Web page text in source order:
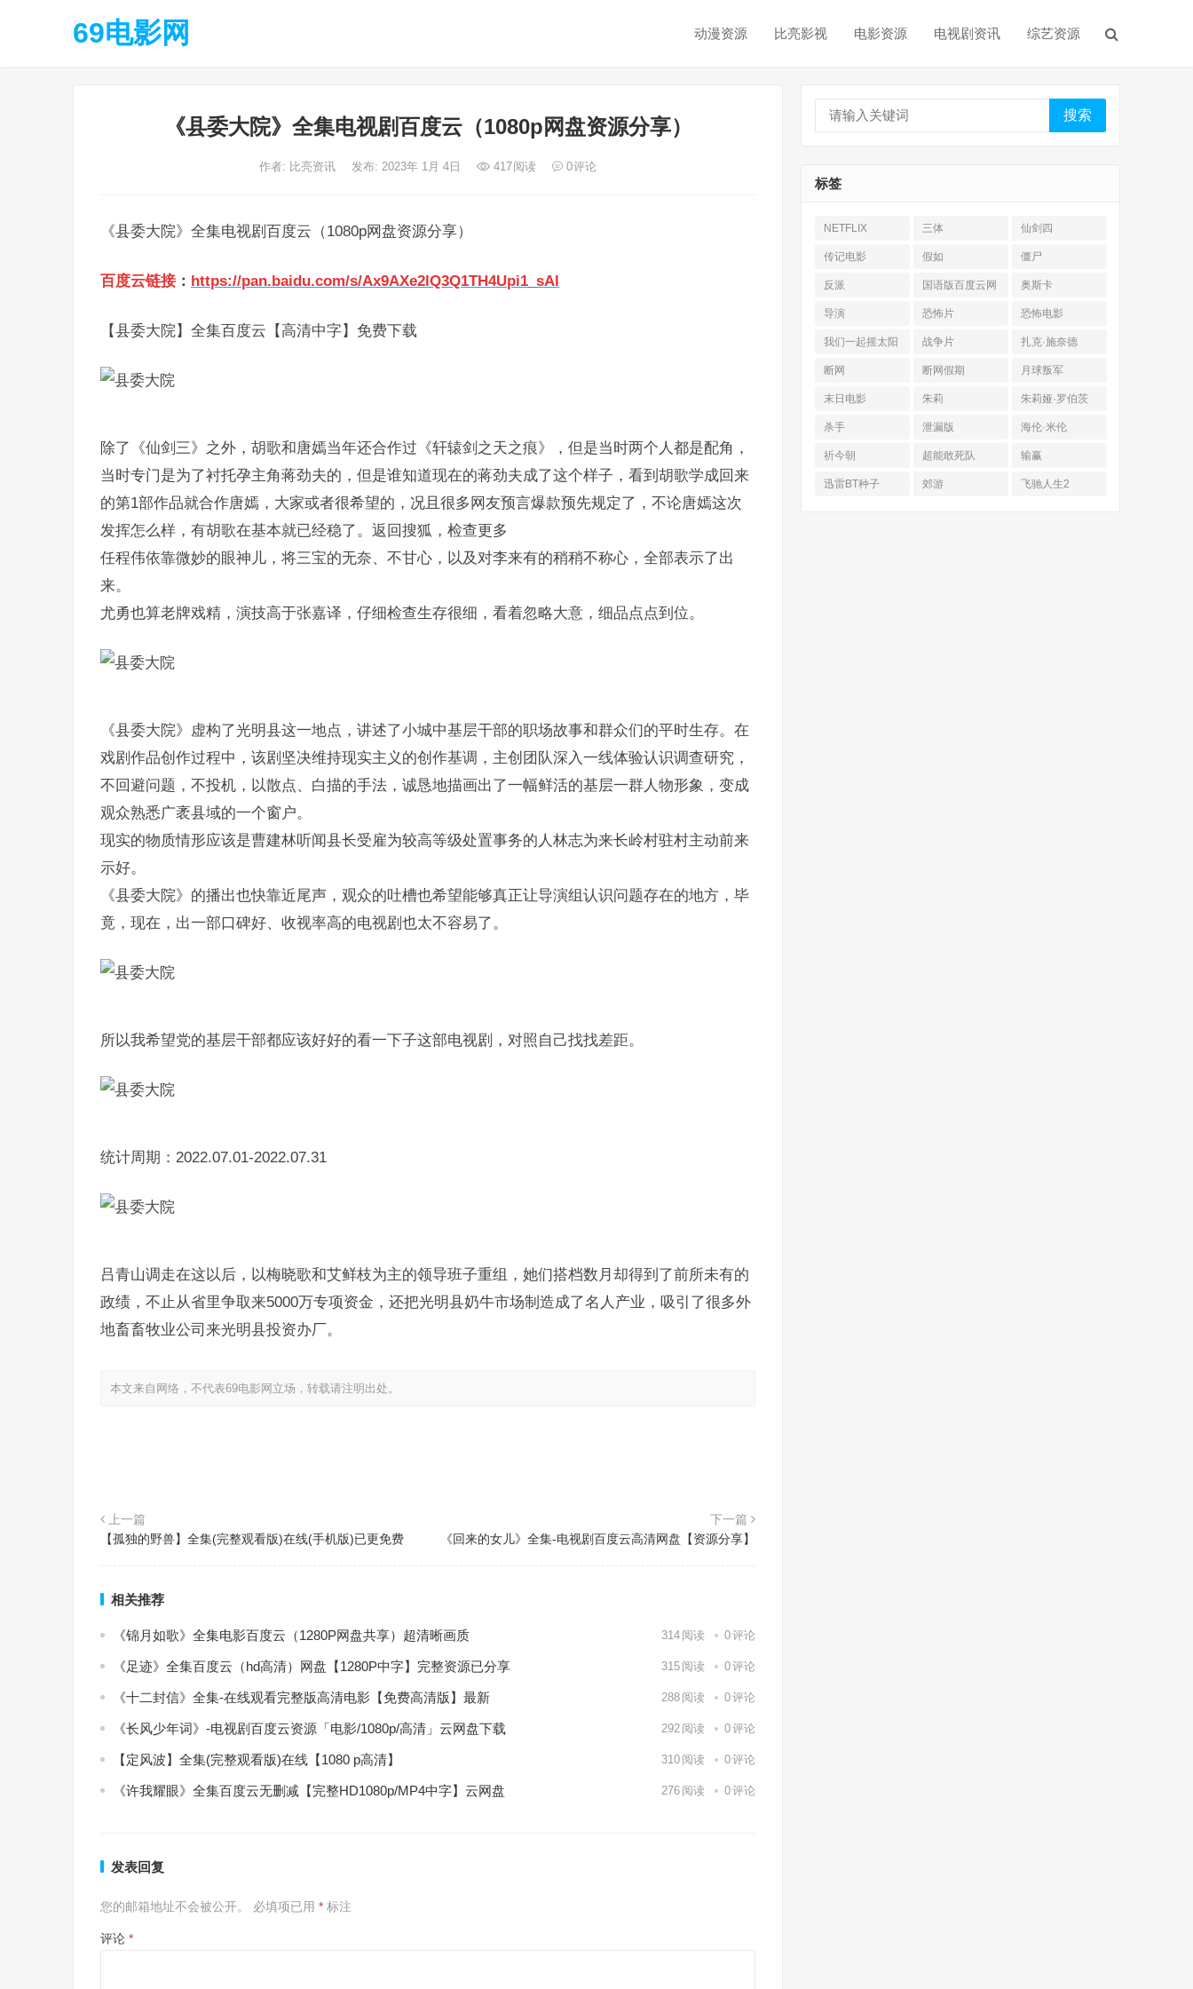
69电影网 动漫资源 比亮影视 电影资源 电视剧资讯 综艺资源
《县委大院》全集电视剧百度云（1080p网盘资源分享）
作者: 比亮资讯 发布: 2023年 1月 4日 417阅读 0评论
《县委大院》全集电视剧百度云（1080p网盘资源分享）
百度云链接 ： https://pan.baidu.com/s/Ax9AXe2lQ3Q1TH4Upi1_sAl
【县委大院】全集百度云【高清中字】免费下载
除了《仙剑三》之外，胡歌和唐嫣当年还合作过《轩辕剑之天之痕》，但是当时两个人都是配角，
当时专门是为了衬托孕主角蒋劲夫的，但是谁知道现在的蒋劲夫成了这个样子，看到胡歌学成回来
的第1部作品就合作唐嫣，大家或者很希望的，况且很多网友预言爆款预先规定了，不论唐嫣这次
发挥怎么样，有胡歌在基本就已经稳了。返回搜狐，检查更多
任程伟依靠微妙的眼神儿，将三宝的无奈、不甘心，以及对李来有的稍稍不称心，全部表示了出
来。
尤勇也算老牌戏精，演技高于张嘉译，仔细检查生存很细，看着忽略大意，细品点点到位。
《县委大院》虚构了光明县这一地点，讲述了小城中基层干部的职场故事和群众们的平时生存。在
戏剧作品创作过程中，该剧坚决维持现实主义的创作基调，主创团队深入一线体验认识调查研究，
不回避问题，不投机，以散点、白描的手法，诚恳地描画出了一幅鲜活的基层一群人物形象，变成
观众熟悉广袤县域的一个窗户。
现实的物质情形应该是曹建林听闻县长受雇为较高等级处置事务的人林志为来长岭村驻村主动前来
示好。
《县委大院》的播出也快靠近尾声，观众的吐槽也希望能够真正让导演组认识问题存在的地方，毕
竟，现在，出一部口碑好、收视率高的电视剧也太不容易了。
所以我希望党的基层干部都应该好好的看一下子这部电视剧，对照自己找找差距。
统计周期：2022.07.01-2022.07.31
吕青山调走在这以后，以梅晓歌和艾鲜枝为主的领导班子重组，她们搭档数月却得到了前所未有的
政绩，不止从省里争取来5000万专项资金，还把光明县奶牛市场制造成了名人产业，吸引了很多外
地畜畜牧业公司来光明县投资办厂。
本文来自网络，不代表69电影网立场，转载请注明出处。
上一篇
【孤独的野兽】全集(完整观看版)在线(手机版)已更免费
下一篇
《回来的女儿》全集-电视剧百度云高清网盘【资源分享】
相关推荐
《锦月如歌》全集电影百度云（1280P网盘共享）超清晰画质 314 阅读 0评论
《足迹》全集百度云（hd高清）网盘【1280P中字】完整资源已分享 315 阅读 0评论
《十二封信》全集-在线观看完整版高清电影【免费高清版】最新 288 阅读 0评论
《长风少年词》-电视剧百度云资源「电影/1080p/高清」云网盘下载 292 阅读 0评论
【定风波】全集(完整观看版)在线【1080 p高清】 310 阅读 0评论
《许我耀眼》全集百度云无删减【完整HD1080p/MP4中字】云网盘 276 阅读 0评论
发表回复
您的邮箱地址不会被公开。 必填项已用 * 标注
评论 *
搜索
标签
NETFLIX 三体 仙剑四
传记电影 假如 僵尸
反派
国语版百度云网
盘
奥斯卡
导演 恐怖片 恐怖电影
我们一起摇太阳 战争片 扎克·施奈德
断网 断网假期 月球叛军
末日电影 朱莉 朱莉娅·罗伯茨
杀手 泄漏版 海伦·米伦
祈今朝 超能敢死队 输赢
迅雷BT种子 郊游 飞驰人生2